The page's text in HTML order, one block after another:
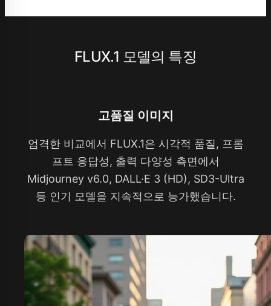
FLUX.1 모델의 특징
고품질 이미지
엄격한 비교에서 FLUX.1은 시각적 품질, 프롬
프트 응답성, 출력 다양성 측면에서
Midjourney v6.0, DALL·E 3 (HD), SD3-Ultra
등 인기 모델을 지속적으로 능가했습니다.